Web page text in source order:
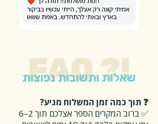
FAQ ?!
שאלות ותשובות נפוצות
❓ תוך כמה זמן המשלוח מגיע?
✅ ברוב המקרים הספר אצלכם תוך 2–6